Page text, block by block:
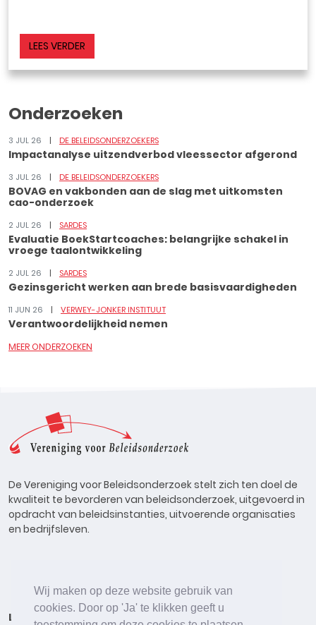
Wij maken op deze website gebruik van
cookies. Door op 'Ja' te klikken geeft u
LEES VERDER
Onderzoeken
3 JUL 26 DE BELEIDSONDERZOEKERS
Impactanalyse uitzendverbod vleessector afgerond
3 JUL 26 DE BELEIDSONDERZOEKERS
BOVAG en vakbonden aan de slag met uitkomsten
cao-onderzoek
2 JUL 26 SARDES
Evaluatie BoekStartcoaches: belangrijke schakel in
vroege taalontwikkeling
2 JUL 26 SARDES
Gezinsgericht werken aan brede basisvaardigheden
11 JUN 26 VERWEY-JONKER INSTITUUT
Verantwoordelijkheid nemen
MEER ONDERZOEKEN
De Vereniging voor Beleidsonderzoek stelt zich ten doel de
kwaliteit te bevorderen van beleidsonderzoek, uitgevoerd in
opdracht van beleidsinstanties, uitvoerende organisaties
en bedrijfsleven.
Lid worden Onderzoeken Agenda Vacatures